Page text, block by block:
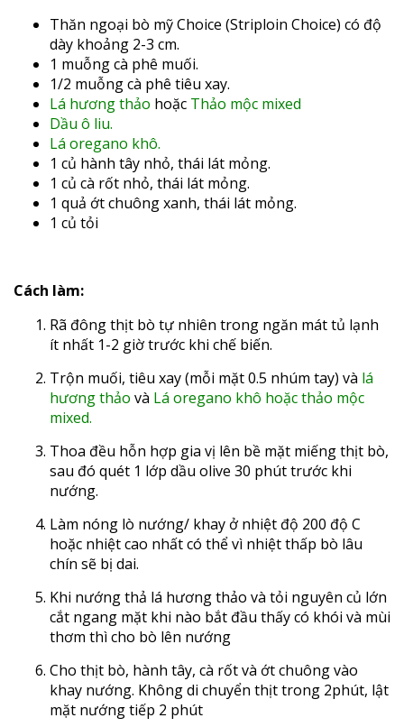
Thăn ngoại bò mỹ Choice (Striploin Choice) có độ
dày khoảng 2-3 cm.
1 muỗng cà phê muối.
1/2 muỗng cà phê tiêu xay.
Lá hương thảo hoặc Thảo mộc mixed
Dầu ô liu.
Lá oregano khô.
1 củ hành tây nhỏ, thái lát mỏng.
1 củ cà rốt nhỏ, thái lát mỏng.
1 quả ớt chuông xanh, thái lát mỏng.
1 củ tỏi
Cách làm:
Rã đông thịt bò tự nhiên trong ngăn mát tủ lạnh
ít nhất 1-2 giờ trước khi chế biến.
Trộn muối, tiêu xay (mỗi mặt 0.5 nhúm tay) và lá
hương thảo và Lá oregano khô hoặcthảo mộc
mixed.
Thoa đều hỗn hợp gia vị lên bề mặt miếng thịt bò,
sau đó quét 1 lớp dầu olive 30 phút trước khi
nướng.
Làm nóng lò nướng/ khay ở nhiệt độ 200 độ C
hoặc nhiệt cao nhất có thể vì nhiệt thấp bò lâu
chín sẽ bị dai.
Khi nướng thả lá hương thảo và tỏi nguyên củ lớn
cắt ngang mặt khi nào bắt đầu thấy có khói và mùi
thơm thì cho bò lên nướng
Cho thịt bò, hành tây, cà rốt và ớt chuông vào
khay nướng. Không di chuyển thịt trong 2phút, lật
mặt nướng tiếp 2 phút